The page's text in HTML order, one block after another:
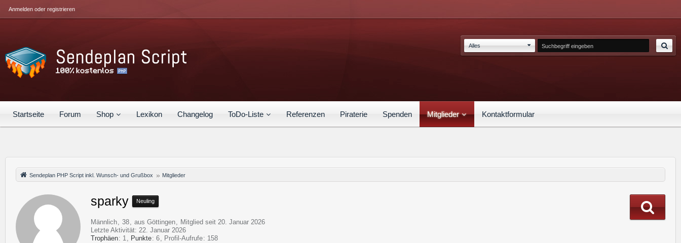
Startseite Forum Shop Lexikon Changelog ToDo-Liste Referenzen Piraterie Spenden Mitglieder Kontaktformular
Anmelden oder registrieren
Alles
Sendeplan PHP Script inkl. Wunsch- und Grußbox Mitglieder
sparky Neuling
Männlich 38 aus Göttingen
Mitglied seit 20. Januar 2026
Letzte Aktivität: 22. Januar 2026
Trophäen
1 Punkte 6 Profil-Aufrufe 158